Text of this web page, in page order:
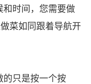
和时间，您需要做
菜如同跟着导航开
的只是按一个按